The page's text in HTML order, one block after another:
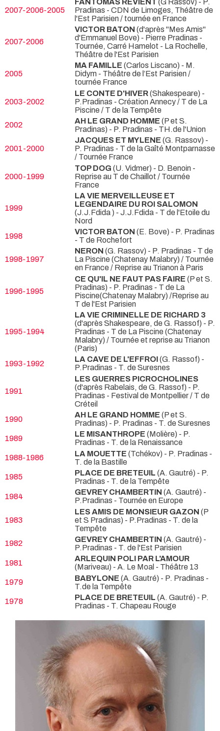
2007-2006-2005
Pradinas - CDN de Limoges, Théâtre de
l'Est Parisien / tournée en France
2007-2006
VICTOR BATON (d'après "Mes Amis"
d'Emmanuel Bove) - Pierre Pradinas -
Tournée, Carré Hamelot - La Rochelle,
Théâtre de l'Est Parisien
2005
MA FAMILLE (Carlos Liscano) - M.
Didym - Théâtre de l’Est Parisien /
tournée France
2003-2002
LE CONTE D'HIVER(Shakespeare) -
P.Pradinas - Création Annecy / T de La
Piscine / T de la Tempête
2002
AH LE GRAND HOMME (P et S.
Pradinas) - P. Pradinas - TH.de l'Union
2001-2000
JACQUES ET MYLENE (G. Rassov) -
P. Pradinas - T de la Gaîté Montparnasse
/ Tournée France
2000-1999
TOP DOG (U. Vidmer) - D. Benoin -
Reprise au T de Chaillot / Tournée
France
1999
LA VIE MERVEILLEUSE ET
LEGENDAIRE DU ROI SALOMON
(J.J.Fdida ) - J.J.Fdida - T de l'Etoile du
Nord
1998
VICTOR BATON (E. Bove) - P. Pradinas
- T de Rochefort
1998-1997
NERON (G. Rassov) - P. Pradinas - T de
La Piscine (Chatenay Malabry) / Tournée
en France / Reprise au Trianon à Paris
1996-1995
CE QU'IL NE FAUT PAS FAIRE (P et S.
Pradinas) - P. Pradinas - T de La
Piscine(Chatenay Malabry) /Reprise au
T de l'Est Parisien
1995-1994
LA VIE CRIMINELLE DE RICHARD 3
(d'après Shakespeare, de G. Rassof) - P.
Pradinas - T de La Piscine (Chatenay
Malabry) / Tournée et reprise au Trianon
(Paris)
1993-1992
LA CAVE DE L'EFFROI(G. Rassof) -
P.Pradinas - T. de Suresnes
1991
LES GUERRES PICROCHOLINES
(d'après Rabelais, de G. Rassof) - P.
Pradinas - Festival de Montpellier / T de
Créteil
1990
AH LE GRAND HOMME (P et S.
Pradinas) - P. Pradinas - T. de Suresnes
1989
LE MISANTHROPE (Molière) - P.
Pradinas - T. de la Renaissance
1988-1986
LA MOUETTE (Tchékov) - P. Pradinas -
T. de la Bastille
1985
PLACE DE BRETEUIL (A. Gautré) - P.
Pradinas - T. de la Tempête
1984
GEVREY CHAMBERTIN (A. Gautré) -
P.Pradinas - Tournée en Europe
1983
LES AMIS DE MONSIEUR GAZON (P
et S Pradinas) - P.Pradinas - T. de la
Tempête
1982
GEVREY CHAMBERTIN (A. Gautré) -
P.Pradinas - T. de l'Est Parisien
1981
ARLEQUIN POLI PAR L'AMOUR
(Mariveau) - A. Le Moal - Théâtre 13
1979
BABYLONE (A. Gautré) - P. Pradinas -
T.de la Tempête
1978
PLACE DE BRETEUIL (A. Gautré) - P.
Pradinas - T. Chapeau Rouge